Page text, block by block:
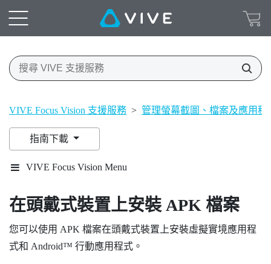
VIVE Focus Vision 支援服務 > 管理螢幕截圖、檔案及應用程
指南下載
VIVE Focus Vision Menu
在頭戴式裝置上安裝 APK 檔案
您可以使用 APK 檔案在頭戴式裝置上安裝虛擬實境應用程
式和 Android™ 行動應用程式。